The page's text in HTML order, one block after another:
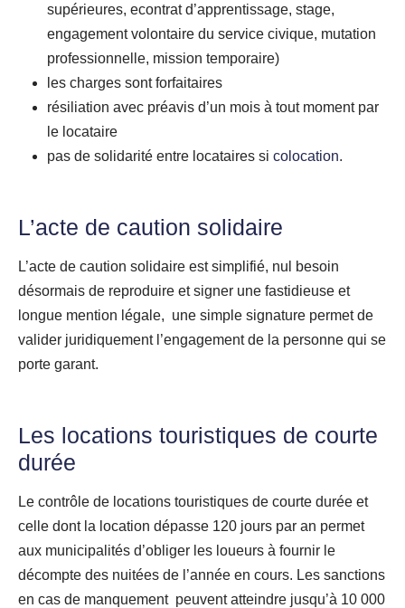
supérieures, econtrat d’apprentissage, stage,
engagement volontaire du service civique, mutation
professionnelle, mission temporaire)
les charges sont forfaitaires
résiliation avec préavis d’un mois à tout moment par
le locataire
pas de solidarité entre locataires si colocation.
L’acte de caution solidaire
L’acte de caution solidaire est simplifié, nul besoin
désormais de reproduire et signer une fastidieuse et
longue mention légale, une simple signature permet de
valider juridiquement l’engagement de la personne qui se
porte garant.
Les locations touristiques de courte
durée
Le contrôle de locations touristiques de courte durée et
celle dont la location dépasse 120 jours par an permet
aux municipalités d’obliger les loueurs à fournir le
décompte des nuitées de l’année en cours. Les sanctions
en cas de manquement peuvent atteindre jusqu’à 10 000